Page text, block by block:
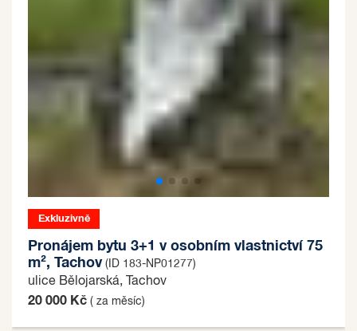
Exkluzivně
Pronájem bytu 3+1 v osobním vlastnictví 75
m², Tachov (ID 183-NP01277)
ulice Bělojarská, Tachov
20 000 Kč ( za měsíc)